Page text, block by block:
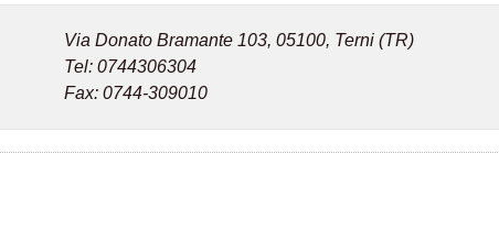
Via Donato Bramante 103, 05100, Terni (TR)
Tel: 0744306304
Fax: 0744-309010